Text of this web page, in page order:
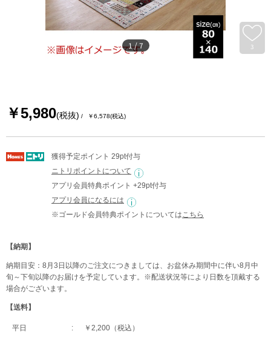
3
1/7
￥5,980(税抜) ￥6,578(税込)
獲得予定ポイント 29pt付与
ニトリポイントについて
アプリ会員特典ポイント +29pt付与
アプリ会員になるには
※ゴールド会員特典ポイントについては こちら
【納期】
納期目安：8月3日以降のご注文につきましては、お盆休み期間中に伴い8月中
旬～下旬以降のお届けを予定しています。※配送状況等により日数を頂戴する
場合がございます。
【送料】
平日
￥2,200（税込）